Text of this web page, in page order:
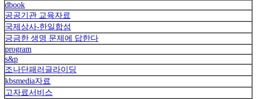
dbook
공공기관 교육자료
국제상사-한일합섬
긍금한 생명 문제에 답한다
program
s&p
조나단패러글라이딩
kbsmedia자료
고자료서비스